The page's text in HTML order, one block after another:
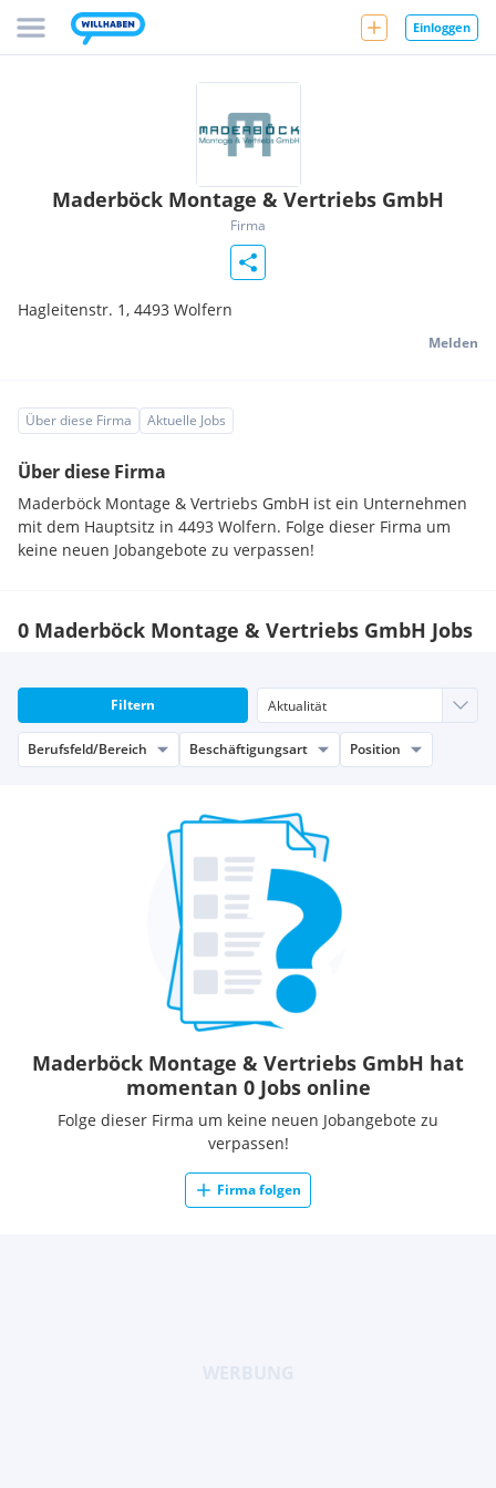
Einloggen
Maderböck Montage & Vertriebs GmbH
Firma
Hagleitenstr. 1, 4493 Wolfern
Melden
Über diese Firma Aktuelle Jobs
Über diese Firma
Maderböck Montage & Vertriebs GmbH ist ein Unternehmen
mit dem Hauptsitz in 4493 Wolfern. Folge dieser Firma um
keine neuen Jobangebote zu verpassen!
0 Maderböck Montage & Vertriebs GmbH Jobs
Filtern
Berufsfeld/Bereich Beschäftigungsart Position
Maderböck Montage & Vertriebs GmbH hat
momentan 0 Jobs online
Folge dieser Firma um keine neuen Jobangebote zu
verpassen!
Firma folgen